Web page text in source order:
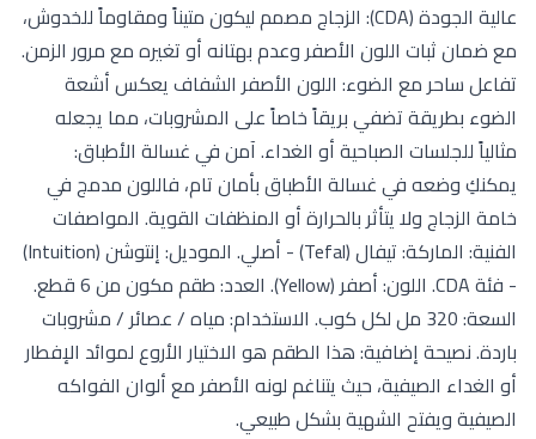
عالية الجودة (CDA): الزجاج مصمم ليكون متيناً ومقاوماً للخدوش،
مع ضمان ثبات اللون الأصفر وعدم بهتانه أو تغيره مع مرور الزمن.
تفاعل ساحر مع الضوء: اللون الأصفر الشفاف يعكس أشعة
الضوء بطريقة تضفي بريقاً خاصاً على المشروبات، مما يجعله
مثالياً للجلسات الصباحية أو الغداء. آمن في غسالة الأطباق:
يمكنكِ وضعه في غسالة الأطباق بأمان تام، فاللون مدمج في
خامة الزجاج ولا يتأثر بالحرارة أو المنظفات القوية. المواصفات
الفنية: الماركة: تيفال (Tefal) - أصلي. الموديل: إنتوشن (Intuition)
- فئة CDA. اللون: أصفر (Yellow). العدد: طقم مكون من 6 قطع.
السعة: 320 مل لكل كوب. الاستخدام: مياه / عصائر / مشروبات
باردة. نصيحة إضافية: هذا الطقم هو الاختيار الأروع لموائد الإفطار
أو الغداء الصيفية، حيث يتناغم لونه الأصفر مع ألوان الفواكه
الصيفية ويفتح الشهية بشكل طبيعي.